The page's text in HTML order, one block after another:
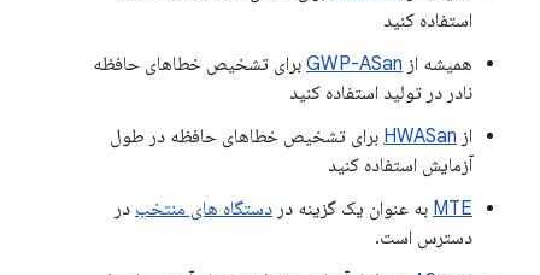
استفاده کنید
همیشه از GWP-ASan برای تشخیص خطاهای حافظه
نادر در تولید استفاده کنید
از HWASan برای تشخیص خطاهای حافظه در طول
آزمایش استفاده کنید
MTE به عنوان یک گزینه در دستگاه های منتخب در
دسترس است.